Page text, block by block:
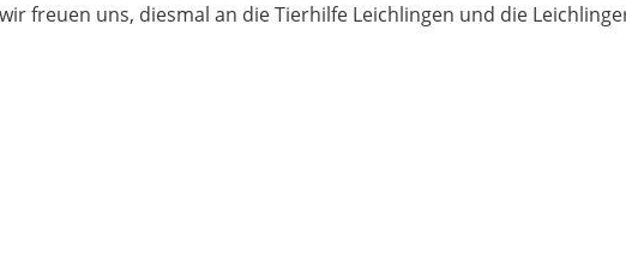
freuen uns, diesmal an die Tierhilfe Leichlingen und die